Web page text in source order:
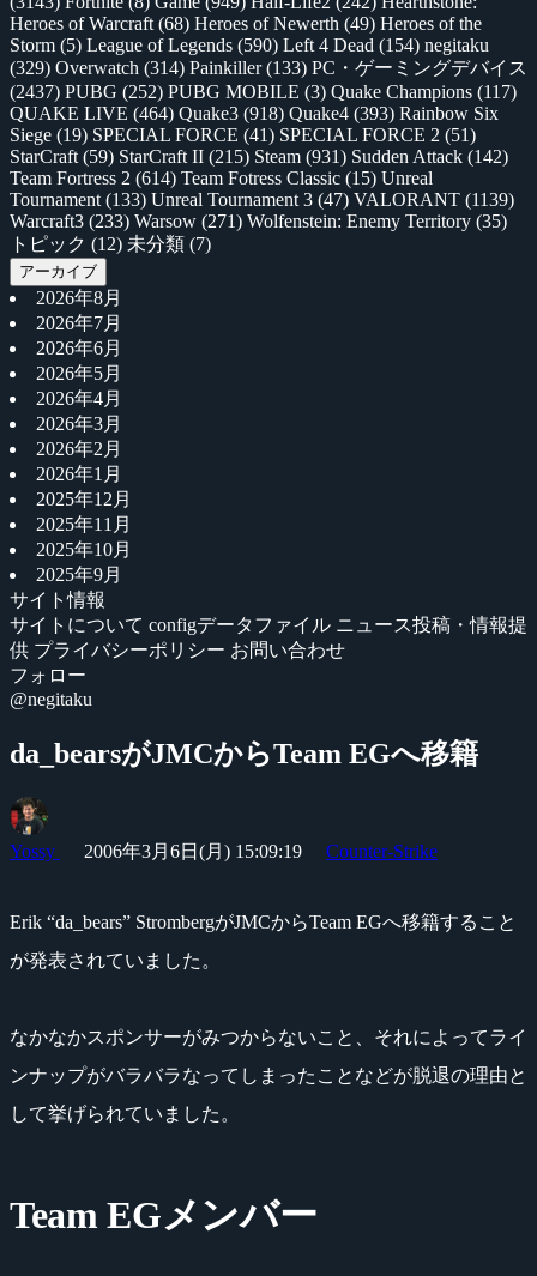
Heroes of Warcraft (68) Heroes of Newerth (49) Heroes of the
Storm (5) League of Legends (590) Left 4 Dead (154) negitaku
(329) Overwatch (314) Painkiller(133) PC・ゲーミングデバイス
(2437) PUBG (252) PUBG MOBILE (3) Quake Champions (117)
QUAKE LIVE (464) Quake3 (918) Quake4 (393) Rainbow Six
Siege (19) SPECIAL FORCE (41) SPECIAL FORCE 2 (51)
StarCraft (59) StarCraft II (215) Steam (931) Sudden Attack (142)
Team Fortress 2 (614) Team Fotress Classic (15) Unreal
Tournament (133) Unreal Tournament 3 (47) VALORANT (1139)
Warcraft3 (233) Warsow (271) Wolfenstein: Enemy Territory (35)
トピック (12) 未分類 (7)
アーカイブ
2026年8月
2026年7月
2026年6月
2026年5月
2026年4月
2026年3月
2026年2月
2026年1月
2025年12月
2025年11月
2025年10月
2025年9月
サイト情報
サイトについて configデータファイル ニュース投稿・情報提
供 プライバシーポリシー お問い合わせ
フォロー
@negitaku
da_bearsがJMCからTeam EGへ移籍
Yossy 2006年3月6日(月) 15:09:19 Counter-Strike
Erik “da_bears” StrombergがJMCからTeam EGへ移籍すること
が発表されていました。
なかなかスポンサーがみつからないこと、それによってライ
ンナップがバラバラなってしまったことなどが脱退の理由と
して挙げられていました。
Team EGメンバー